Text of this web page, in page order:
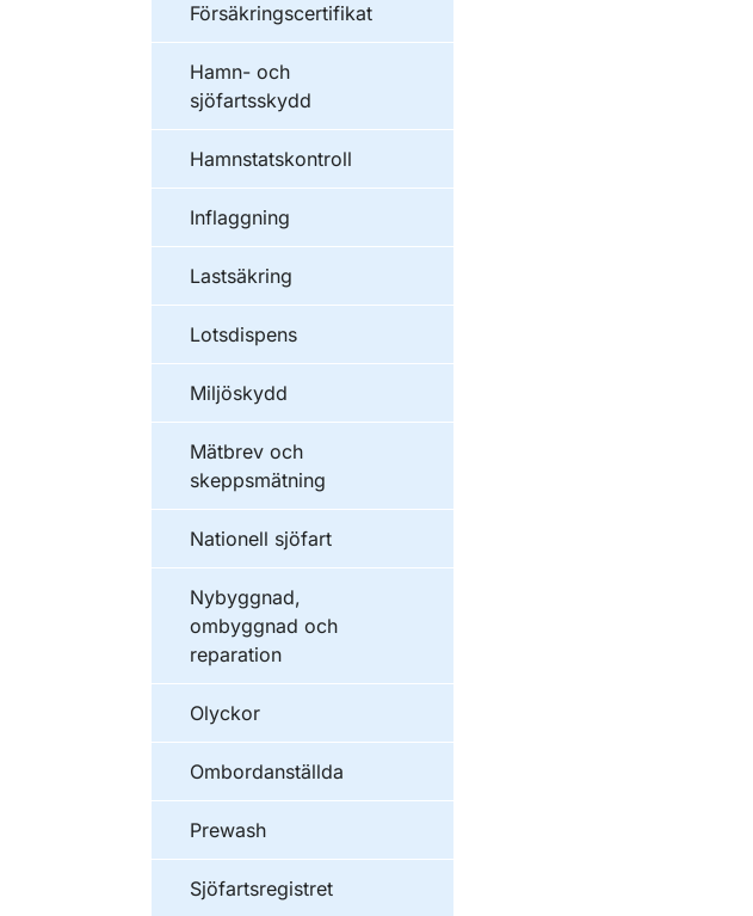
Försäkringscertifikat
Hamn- och
sjöfartsskydd
Hamnstatskontroll
Inflaggning
Lastsäkring
Lotsdispens
Miljöskydd
Mätbrev och
skeppsmätning
Nationell sjöfart
Nybyggnad,
ombyggnad och
reparation
Olyckor
Ombordanställda
Prewash
Sjöfartsregistret